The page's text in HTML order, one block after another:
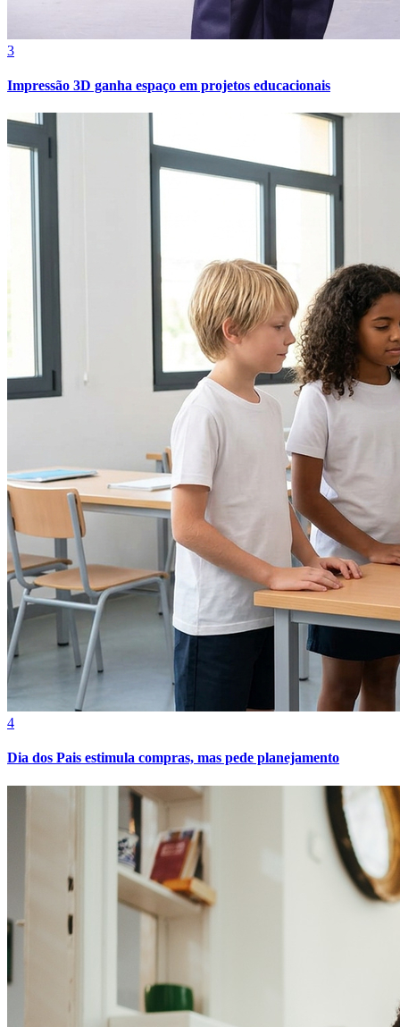
Botafogo
Grêmio
3
Impressão 3D ganha espaço em projetos educacionais
4
Dia dos Pais estimula compras, mas pede planejamento